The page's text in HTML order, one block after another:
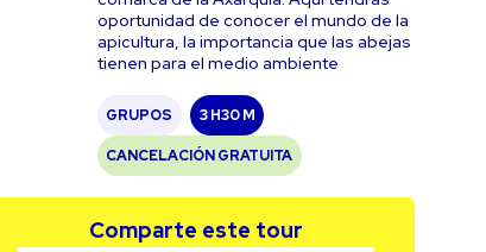
oportunidad de conocer el mundo de la
apicultura, la importancia que las abejas
tienen para el medio ambiente
GRUPOS 3 H30 M
CANCELACIÓN GRATUITA
Comparte este tour